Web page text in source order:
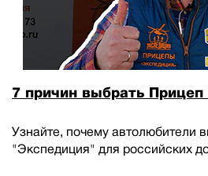
7 причин выбрать
Узнайте, почему автолюбители
"Экспедиция" для российских